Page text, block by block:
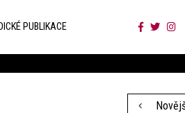
PUBLIKACE